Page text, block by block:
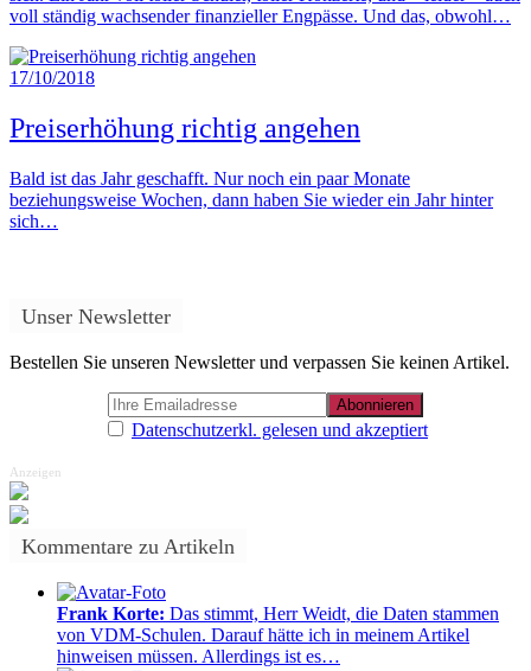
voll ständig wachsender finanzieller Engpässe. Und das, obwohl…
17/10/2018
Preiserhöhung richtig angehen
Bald ist das Jahr geschafft. Nur noch ein paar Monate
beziehungsweise Wochen, dann haben Sie wieder ein Jahr hinter
sich…
Unser Newsletter
Bestellen Sie unseren Newsletter und verpassen Sie keinen Artikel.
Datenschutzerkl. gelesen und akzeptiert
Anzeigen
Kommentare zu Artikeln
Frank Korte: Das stimmt, Herr Weidt, die Daten stammen
von VDM-Schulen. Darauf hätte ich in meinem Artikel
hinweisen müssen. Allerdings ist es…